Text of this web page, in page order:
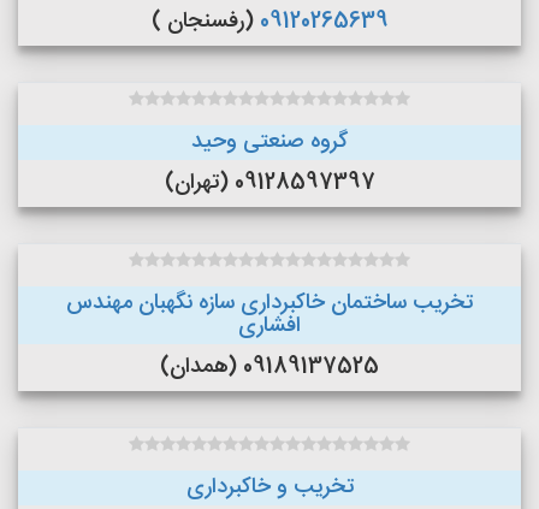
09120265639 (رفسنجان )
گروه صنعتی وحید
09128597397 (تهران)
تخریب ساختمان خاکبرداری سازه نگهبان مهندس
افشاری
09189137525 (همدان)
تخریب و خاکبرداری